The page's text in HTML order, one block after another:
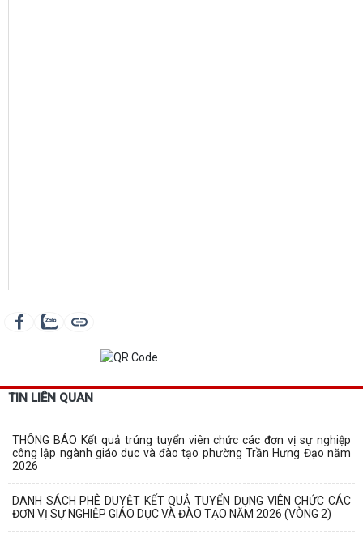
TIN LIÊN QUAN
THÔNG BÁO Kết quả trúng tuyển viên chức các đơn vị sự nghiệp
công lập ngành giáo dục và đào tạo phường Trần Hưng Đạo năm
2026
DANH SÁCH PHÊ DUYỆT KẾT QUẢ TUYỂN DỤNG VIÊN CHỨC CÁC
ĐƠN VỊ SỰ NGHIỆP GIÁO DỤC VÀ ĐÀO TẠO NĂM 2026 (VÒNG 2)